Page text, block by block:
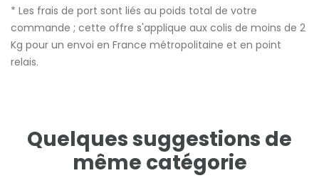
* Les frais de port sont liés au poids total de votre
commande ; cette offre s'applique aux colis de moins de 2
Kg pour un envoi en France métropolitaine et en point
relais.
Quelques suggestions de
même catégorie